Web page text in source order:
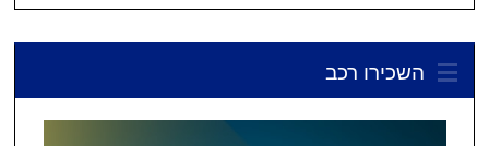
השכירו רכב